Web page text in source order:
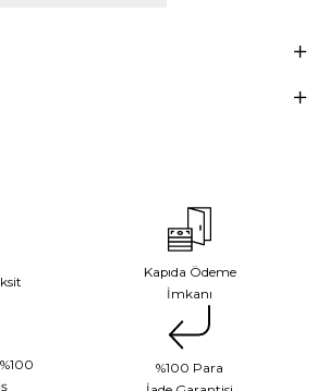
Kapıda Ödeme
İmkanı
%100 Para